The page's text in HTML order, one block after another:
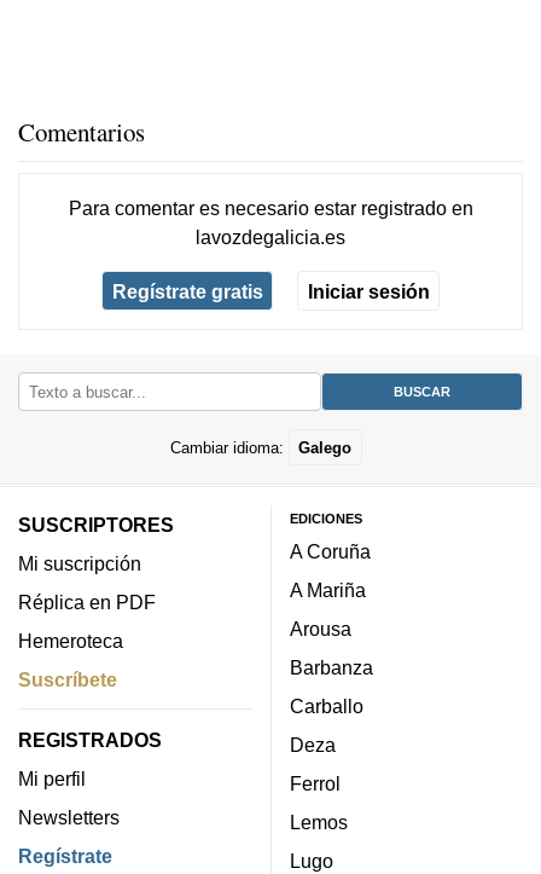
Comentarios
Para comentar es necesario estar registradoen
lavozdegalicia.es
Regístrate gratis Iniciar sesión
Cambiar idioma: Galego
SUSCRIPTORES
Mi suscripción
Réplica en PDF
Hemeroteca
Suscríbete
REGISTRADOS
Mi perfil
Newsletters
Regístrate
EDICIONES
A Coruña
A Mariña
Arousa
Barbanza
Carballo
Deza
Ferrol
Lemos
Lugo